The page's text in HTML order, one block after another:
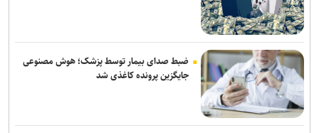
سامانه تخصصی قوانین تأمین اجتماعی راه‌اندازی شد
یرخورد مرگبار ۲ سمند در جاده اهواز–خرمشهر/ ۴ سرنشین در میان
شعله‌های آتش جان باختند
از کشورهای مختلف خدمت‌رسانی کرد
ضبط صدای بیمار توسط پزشک؛ هوش مصنوعی
جایگزین پرونده کاغذی شد